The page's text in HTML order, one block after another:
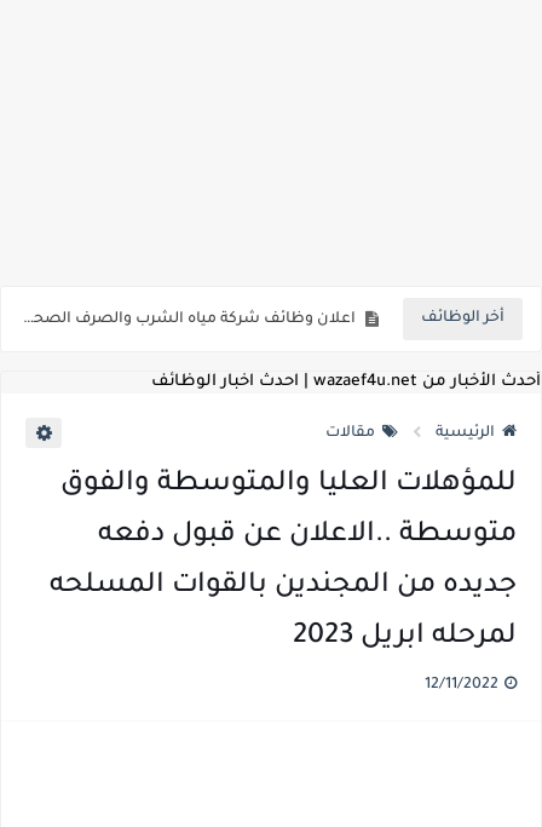
أخر الوظائف بداية من شهر يوليو الجاري .. تعرف علي قيمة زيادة المرتبات والحد الادني للأجور لجميع الدرجات بعد النشر بالجريدة الرسمية
أحدث الأخبار من wazaef4u.net | احدث اخبار الوظائف
الرئيسية مقالات
للمؤهلات العليا والمتوسطة والفوق
متوسطة ..الاعلان عن قبول دفعه
جديده من المجندين بالقوات المسلحه
لمرحله ابريل 2023